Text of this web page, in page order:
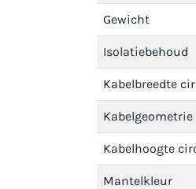
Gewicht
Isolatiebehoud
Kabelbreedte
Kabelgeometrie
Kabelhoogte
Mantelkleur